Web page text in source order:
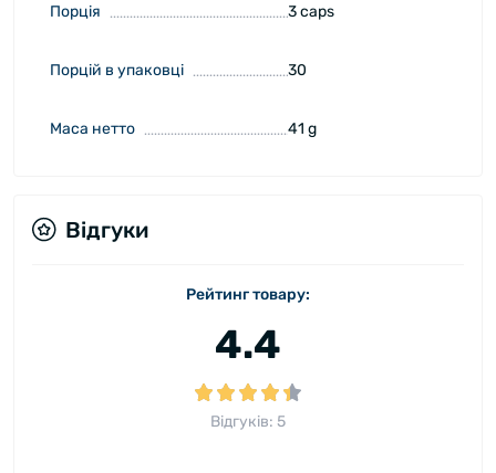
Порція 3 caps
Порцій в упаковці 30
Маса нетто 41 g
Відгуки
Рейтинг товару:
4.4
Відгуків: 5